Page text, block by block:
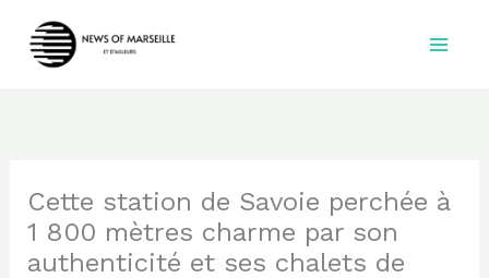
Cette station de Savoie perchée à
1 800 mètres charme par son
authenticité et ses chalets de